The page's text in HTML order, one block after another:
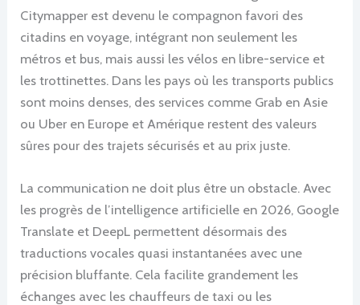
Citymapper est devenu le compagnon favori des
citadins en voyage, intégrant non seulement les
métros et bus, mais aussi les vélos en libre-service et
les trottinettes. Dans les pays où les transports publics
sont moins denses, des services comme Grab en Asie
ou Uber en Europe et Amérique restent des valeurs
sûres pour des trajets sécurisés et au prix juste.
La communication ne doit plus être un obstacle. Avec
les progrès de l’intelligence artificielle en 2026, Google
Translate et DeepL permettent désormais des
traductions vocales quasi instantanées avec une
précision bluffante. Cela facilite grandement les
échanges avec les chauffeurs de taxi ou les